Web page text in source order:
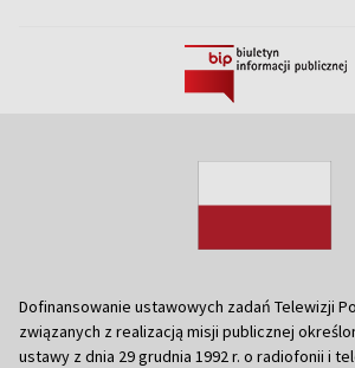
Dofinansowanie ustawowych zadań Telewizji
związanych z realizacją misji publicznej
ustawy z dnia 29 grudnia 1992 r. o radiofonii i